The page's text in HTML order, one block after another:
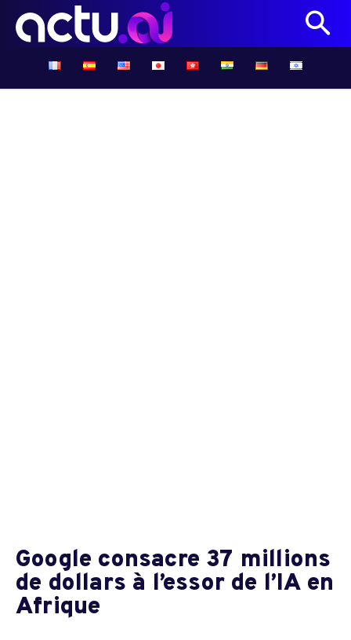
Google consacre 37 millions
de dollars à l’essor de l’IA en
Afrique